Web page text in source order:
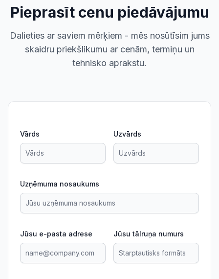
Pieprasīt cenu piedāvājumu
Dalieties ar saviem mērķiem - mēs nosūtīsim jums
skaidru priekšlikumu ar cenām, termiņu un
tehnisko aprakstu.
Vārds Uzvārds
Uzņēmuma nosaukums
Jūsu e-pasta adrese Jūsu tālruņa numurs